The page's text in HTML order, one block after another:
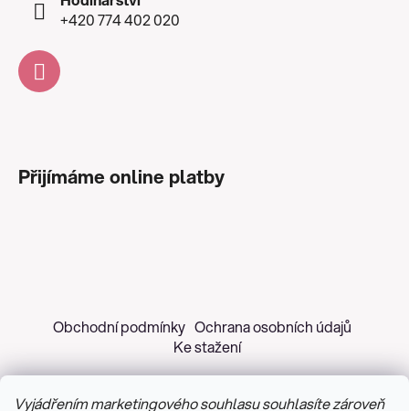
Vyjádřením marketingového souhlasu souhlasíte zároveň
+420 774 402 020
Přijímáme online platby
Obchodní podmínky Ochrana osobních údajů
Ke stažení